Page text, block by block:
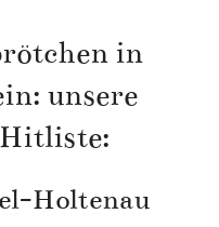
in
unsere
Holtenau